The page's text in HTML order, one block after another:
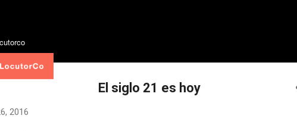
El siglo 21 es hoy
2016